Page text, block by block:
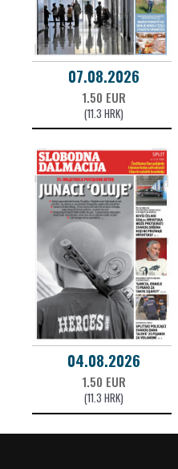
07.08.2026
1.50 EUR
(11.3 HRK)
04.08.2026
1.50 EUR
(11.3 HRK)